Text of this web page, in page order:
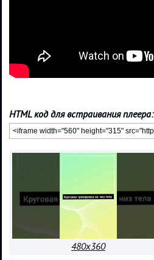
HTML код для встраивания плеера:
480x360